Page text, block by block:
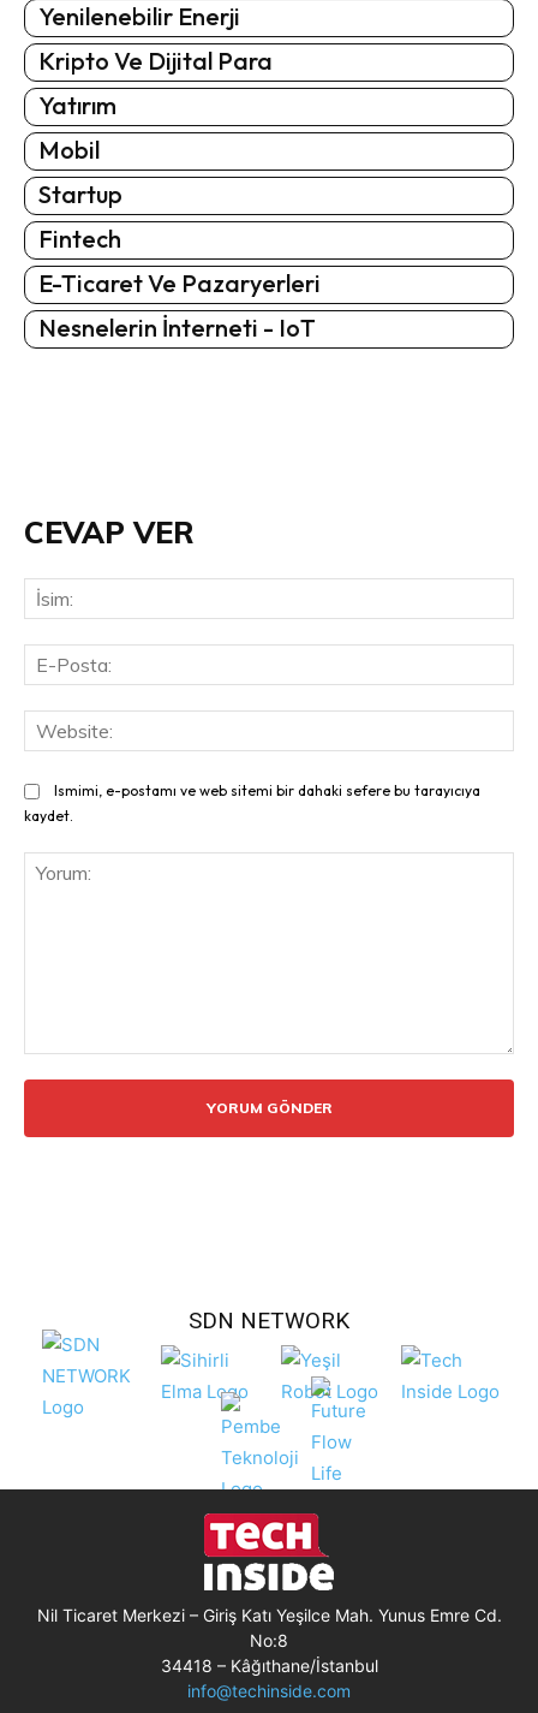
Yenilenebilir Enerji
Kripto Ve Dijital Para
Yatırım
Mobil
Startup
Fintech
E-Ticaret Ve Pazaryerleri
Nesnelerin İnterneti - IoT
CEVAP VER
Ismimi, e-postamı ve web sitemi bir dahaki sefere bu tarayıcıya
kaydet.
SDN NETWORK
Nil Ticaret Merkezi – Giriş Katı Yeşilce Mah. Yunus Emre Cd.
No:8
34418 – Kâğıthane/İstanbul
info@techinside.com